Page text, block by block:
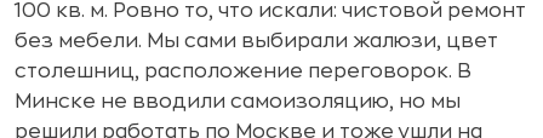
100 кв. м. Ровно то, что искали: чистовой ремонт
без мебели. Мы сами выбирали жалюзи, цвет
столешниц, расположение переговорок. В
Минске не вводили самоизоляцию, но мы
решили работать по Москве и тоже ушли на